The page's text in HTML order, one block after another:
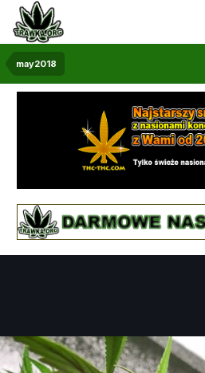
may2018